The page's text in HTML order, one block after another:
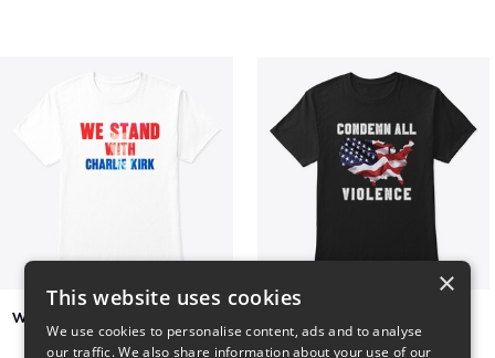
We Stand With Charlie Kirk
$7 $41
×
This website uses cookies
We use cookies to personalise content, ads and to analyse
our traffic. We also share information about your use of our